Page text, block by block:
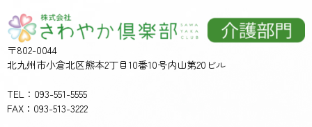
〒802-0044
北九州市小倉北区熊本2丁目10番10号内山第20ビル
TEL：093-551-5555
FAX：093-513-3222